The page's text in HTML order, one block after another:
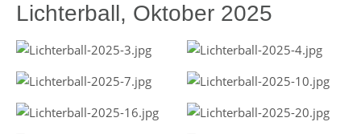
Lichterball, Oktober 2025